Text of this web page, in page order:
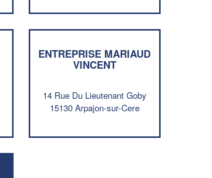
ENTREPRISE MARIAUD
VINCENT
14 Rue Du Lieutenant Goby
15130 Arpajon-sur-Cere
professionnel ?
Augmentez votre
nouveaux clients!